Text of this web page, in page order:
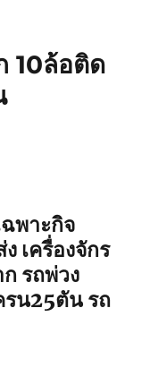
10ล้อติด
พาะกิจ
เครื่องจักร
ก รถพ่วง
น25ตัน รถ